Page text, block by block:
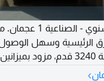
مستودع (شبرة)
الطرق الرئيسية وسهل
تفاصيل المستودع المساحة 3240
›